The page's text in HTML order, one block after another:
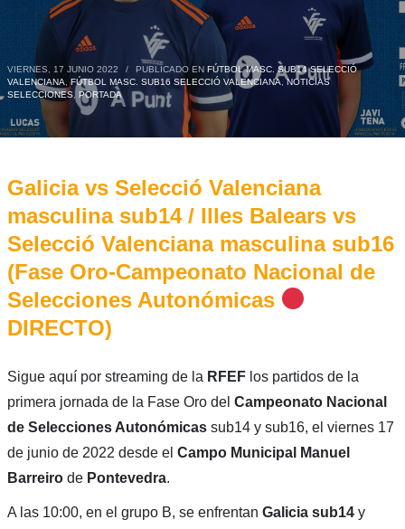
VIERNES, 17 JUNIO 2022 / PUBLICADO EN FÚTBOL MASC. SUB14 SELECCIÓ
VALENCIANA ,FÚTBOL MASC. SUB16 SELECCIÓ VALENCIANA ,NOTICIAS
SELECCIONES, PORTADA
Galicia vs Selecció Valenciana
masculina sub14 / Illes Balears vs
Selecció Valenciana masculina sub16
(Fase Oro-Campeonato Nacional de
Selecciones Autonómicas
DIRECTO)
Sigue aquí por streaming de la RFEFlos partidos de la
primera jornada de la Fase Oro del Campeonato Nacional
de Selecciones Autonómicassub14 y sub16, el viernes 17
de junio de 2022 desde el Campo Municipal Manuel
Barreiro de Pontevedra.
A las 10:00, en el grupo B, se enfrentan Galicia sub14y